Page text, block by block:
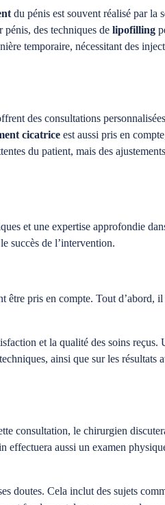
du pénis est souvent réalisé par la
pénis, des techniques de lipofilling
temporaire, nécessitant des
des consultations
cicatrice est aussi pris en
du patient, mais des
et une expertise approfondie
succès de l’intervention.
pris en compte. Tout d’abord,
et la qualité des soins
ainsi que sur les résultats
consultation, le chirurgien
effectuera aussi un examen
doutes. Cela inclut des sujets